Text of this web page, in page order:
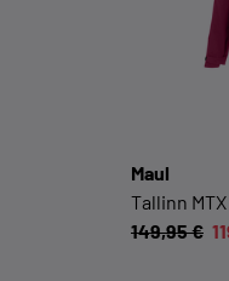
Cookie-
Maul
Tallinn
149,95 €